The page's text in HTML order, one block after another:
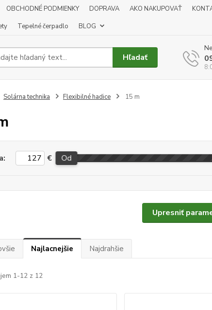
OBCHODNÉ PODMIENKY DOPRAVA AKO NAKUPOVAŤ
Tepelné čerpadlo BLOG
Hľadať
Solárna technika Flexibilné hadice 15 m
Upresniť
€ Od
Najlacnejšie Najdrahšie
1-12 z 12